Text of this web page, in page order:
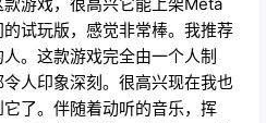
试玩版，感觉非常棒。我推荐
。这款游戏完全由一个人制
人印象深刻。很高兴现在我也
了。伴随着动听的音乐，挥